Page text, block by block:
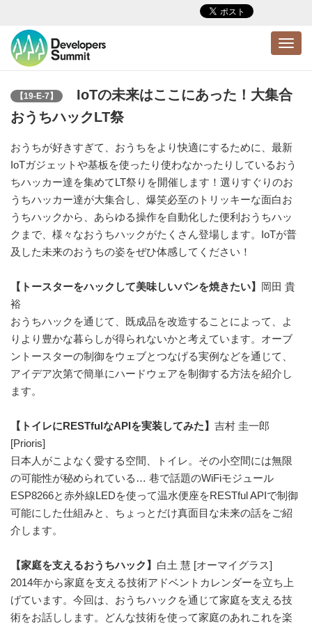
【19-E-7】
IoTの未来はここにあった！大集合
おうちハックLT祭
おうちが好きすぎて、おうちをより快適にするために、最新
IoTガジェットや基板を使ったり使わなかったりしているおう
ちハッカー達を集めてLT祭りを開催します！選りすぐりのお
うちハッカー達が大集合し、爆笑必至のトリッキーな面白お
うちハックから、あらゆる操作を自動化した便利おうちハッ
クまで、様々なおうちハックがたくさん登場します。IoTが普
及した未来のおうちの姿をぜひ体感してください！
【トースターをハックして美味しいパンを焼きたい】 岡田 貴
裕
おうちハックを通じて、既成品を改造することによって、よ
りより豊かな暮らしが得られないかと考えています。オーブ
ントースターの制御をウェブとつなげる実例などを通じて、
アイデア次第で簡単にハードウェアを制御する方法を紹介し
ます。
【トイレにRESTfulなAPIを実装してみた】 吉村 圭一郎
[Prioris]
日本人がこよなく愛する空間、トイレ。その小空間には無限
の可能性が秘められている… 巷で話題のWiFiモジュール
ESP8266と赤外線LEDを使って温水便座をRESTful APIで制御
可能にした仕組みと、ちょっとだけ真面目な未来の話をご紹
介します。
【家庭を支えるおうちハック】 白土 慧 [オーマイグラス]
2014年から家庭を支える技術アドベントカレンダーを立ち上
げています。今回は、おうちハックを通じて家庭を支える技
術をお話しします。どんな技術を使って家庭のあれこれを楽